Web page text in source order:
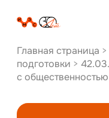
Главная страница >
подготовки >
с общественностью